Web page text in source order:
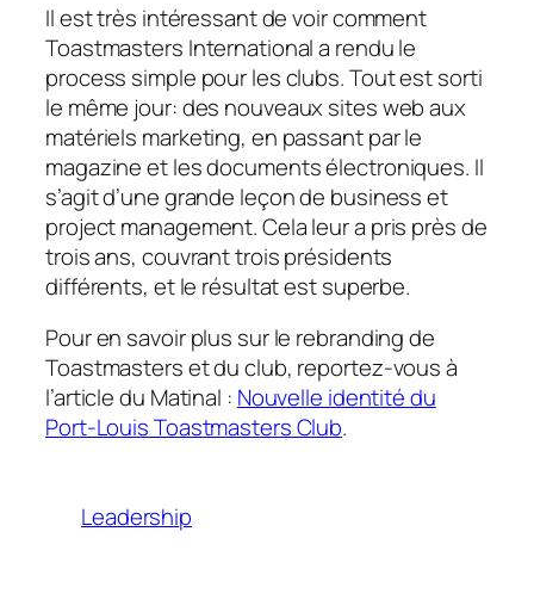
Il est très intéressant de voir comment
Toastmasters International a rendu le
process simple pour les clubs. Tout est sorti
le même jour: des nouveaux sites web aux
matériels marketing, en passant par le
magazine et les documents électroniques. Il
s’agit d’une grande leçon de business et
project management. Cela leur a pris près de
trois ans, couvrant trois présidents
différents, et le résultat est superbe.
Pour en savoir plus sur le rebranding de
Toastmasters et du club, reportez-vous à
l’article du Matinal : Nouvelle identité du
Port-Louis Toastmasters Club.
Leadership